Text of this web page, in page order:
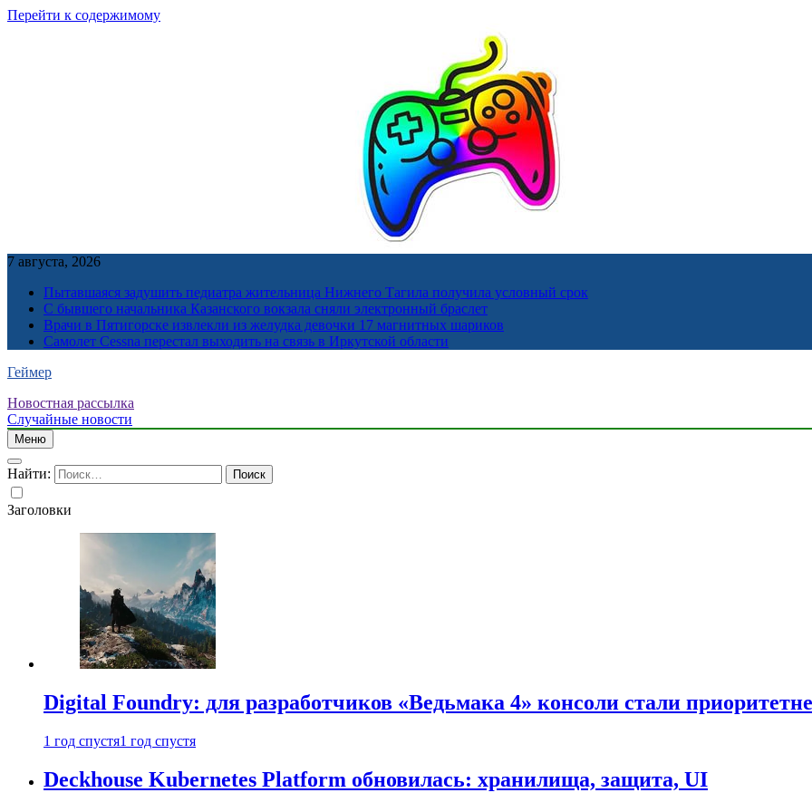
Перейти к содержимому
7 августа, 2026
Пытавшаяся задушить педиатра жительница Нижнего Тагила получила условный срок
С бывшего начальника Казанского вокзала сняли электронный браслет
Врачи в Пятигорске извлекли из желудка девочки 17 магнитных шариков
Самолет Cessna перестал выходить на связь в Иркутской области
Геймер
Новостная рассылка
Случайные новости
Меню
Найти:
Заголовки
Digital Foundry: для разработчиков «Ведьмака 4» консоли стали
1 год спустя1 год спустя
Deckhouse Kubernetes Platform обновилась: хранилища, защита, UI